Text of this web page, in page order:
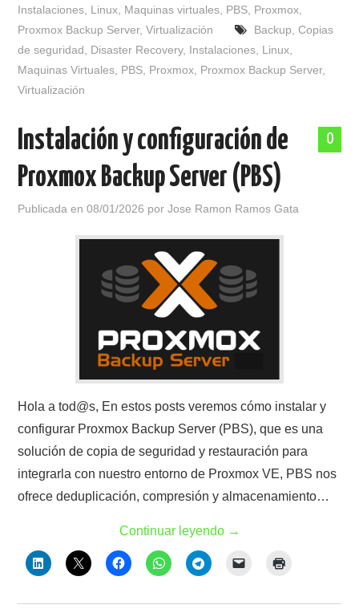
Instalaciones Linux Maquinas virtuales PBS Proxmox
Proxmox Backup Server,Virtualización Backup Copias
de seguridad
Disaster Recovery, Instalaciones Linux
Maquinas Virtuales PBS Proxmox Proxmox Backup Server,
Virtualización
0
Instalación y configuración de
Proxmox Backup Server (PBS)
Publicada en08/01/2026 porJose Ramon Ramos Gata
Hola a tod@s, En estos posts veremos cómo instalar y
configurar Proxmox Backup Server (PBS), que es una
solución de copia de seguridad y restauración para
integrarla con nuestro entorno de Proxmox VE, PBS nos
ofrece deduplicación, compresión y almacenamiento…
Continuar leyendo →